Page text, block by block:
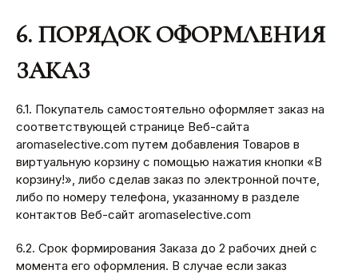
6. ПОРЯДОК ОФОРМЛЕНИЯ
ЗАКАЗ
6.1. Покупатель самостоятельно оформляет заказ на
соответствующей странице Веб-сайта
aromaselective.com путем добавления Товаров в
виртуальную корзину с помощью нажатия кнопки «В
корзину!», либо сделав заказ по электронной почте,
либо по номеру телефона, указанному в разделе
контактов Веб-сайт aromaselective.com
6.2. Срок формирования Заказа до 2 рабочих дней с
момента его оформления. В случае если заказ